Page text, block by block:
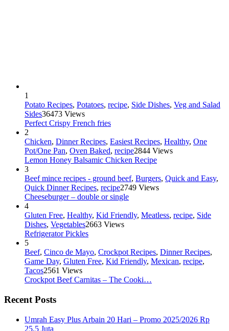
1
Potato Recipes, Potatoes, recipe, Side Dishes, Veg and Salad
Sides36473 Views
Perfect Crispy French fries
2
Chicken, Dinner Recipes, Easiest Recipes, Healthy, One
Pot/One Pan, Oven Baked, recipe2844 Views
Lemon Honey Balsamic Chicken Recipe
3
Beef mince recipes - ground beef, Burgers, Quick and Easy,
Quick Dinner Recipes, recipe2749 Views
Cheeseburger – double or single
4
Gluten Free, Healthy, Kid Friendly, Meatless, recipe, Side
Dishes, Vegetables2663 Views
Refrigerator Pickles
5
Beef, Cinco de Mayo, Crockpot Recipes, Dinner Recipes,
Game Day, Gluten Free, Kid Friendly, Mexican, recipe,
Tacos2561 Views
Crockpot Beef Carnitas – The Cooki…
Recent Posts
Umrah Easy Plus Arbain 20 Hari – Promo 2025/2026 Rp
25,5 Juta